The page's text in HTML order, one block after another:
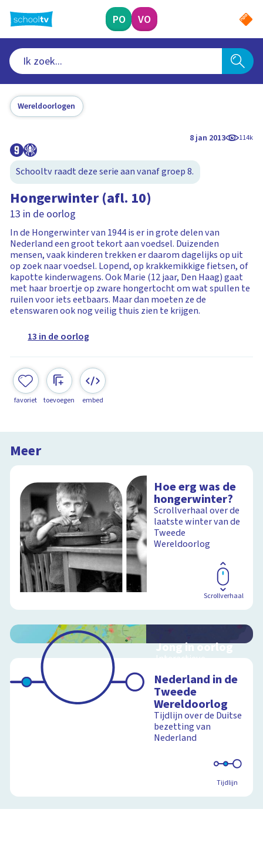
naar
hoofdinhoud
PO VO
Wereldoorlogen
8 jan 2013 114k
Schooltv raadt deze serie aan vanaf groep 8.
Hongerwinter (afl. 10)
13 in de oorlog
In de Hongerwinter van 1944 is er in grote delen van
Nederland een groot tekort aan voedsel. Duizenden
mensen, vaak kinderen trekken er daarom dagelijks op uit
op zoek naar voedsel. Lopend, op krakkemikkige fietsen, of
kapotte kinderwagens. Ook Marie (12 jaar, Den Haag) gaat
met haar broertje op zware hongertocht om wat spullen te
ruilen voor iets eetbaars. Maar dan moeten ze de
etenswaren ook nog veilig thuis zien te krijgen.
13 in de oorlog
favoriet toevoegen embed
Meer
Hoe erg was de
hongerwinter?
Scrollverhaal over de
laatste winter van de
Tweede
Wereldoorlog
Scrollverhaal
Jong in oorlog
Interactieve
Nederland tijdens de
Tweede
Wereldoorlog
Nederland in de
Tweede
Wereldoorlog
Tijdlijn over de Duitse
bezetting van
Nederland
Tijdlijn